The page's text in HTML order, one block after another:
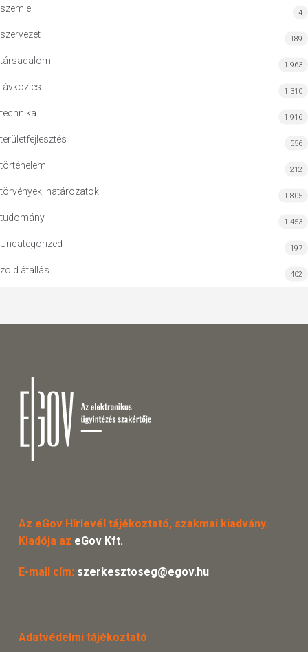
szemle 4
szervezet 189
társadalom 1 963
távközlés 1 310
technika 1 916
területfejlesztés 556
történelem 212
törvények, határozatok 1 805
tudomány 1 453
Uncategorized 197
zöld átállás 402
Az eGov Hírlevél tájékoztató, szakmai kiadvány.
Kiadója az eGov Kft.
E-mail cím: szerkesztoseg@egov.hu
Adatvédelmi tájékoztató